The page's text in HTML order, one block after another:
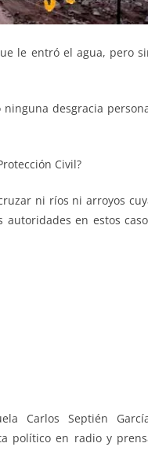
le entró el agua, pero
desgracia
Civil?
ni ríos ni arroyos
en estos
Carlos Septién
político en radio y